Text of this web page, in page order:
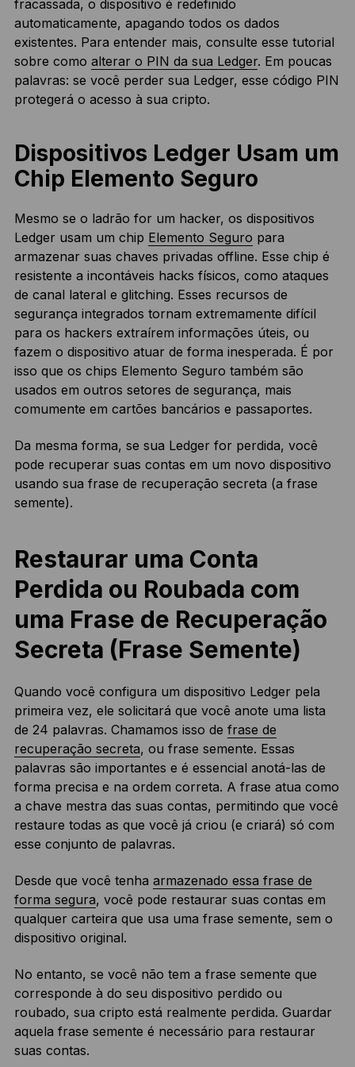
fracassada, o dispositivo é redefinido
automaticamente, apagando todos os dados
existentes. Para entender mais, consulte esse tutorial
sobre como alterar o PIN da sua Ledger. Em poucas
palavras: se você perder sua Ledger, esse código PIN
protegerá o acesso à sua cripto.
Dispositivos Ledger Usam um
Chip Elemento Seguro
Mesmo se o ladrão for um hacker, os dispositivos
Ledger usam um chip Elemento Seguro para
armazenar suas chaves privadas offline. Esse chip é
resistente a incontáveis hacks físicos, como ataques
de canal lateral e glitching. Esses recursos de
segurança integrados tornam extremamente difícil
para os hackers extraírem informações úteis, ou
fazem o dispositivo atuar de forma inesperada. É por
isso que os chips Elemento Seguro também são
usados em outros setores de segurança, mais
comumente em cartões bancários e passaportes.
Da mesma forma, se sua Ledger for perdida, você
pode recuperar suas contas em um novo dispositivo
usando sua frase de recuperação secreta (a frase
semente).
Restaurar uma Conta
Perdida ou Roubada com
uma Frase de Recuperação
Secreta (Frase Semente)
Quando você configura um dispositivo Ledger pela
primeira vez, ele solicitará que você anote uma lista
de 24 palavras. Chamamos isso de frase de
recuperação secreta, ou frase semente. Essas
palavras são importantes e é essencial anotá-las de
forma precisa e na ordem correta. A frase atua como
a chave mestra das suas contas, permitindo que você
restaure todas as que você já criou (e criará) só com
esse conjunto de palavras.
Desde que você tenha armazenado essa frase de
forma segura, você pode restaurar suas contas em
qualquer carteira que usa uma frase semente, sem o
dispositivo original.
No entanto, se você não tem a frase semente que
corresponde à do seu dispositivo perdido ou
roubado, sua cripto está realmente perdida. Guardar
aquela frase semente é necessário para restaurar
suas contas.